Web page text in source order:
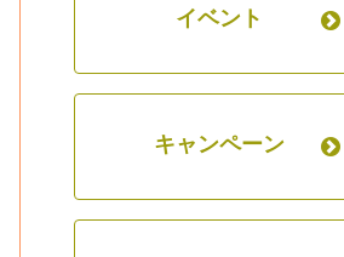
イベント
キャンペーン